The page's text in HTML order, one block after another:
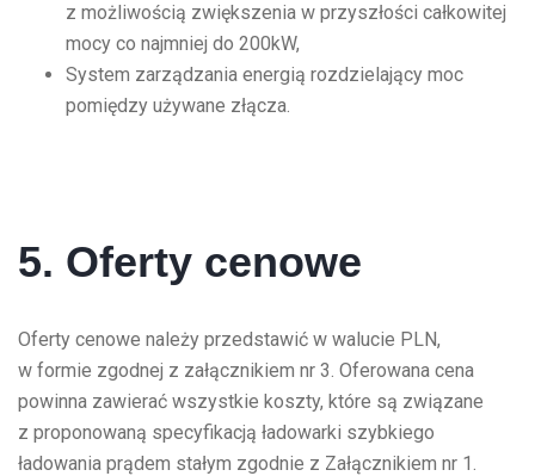
z możliwością zwiększenia w przyszłości całkowitej
mocy co najmniej do 200kW,
System zarządzania energią rozdzielający moc
pomiędzy używane złącza.
5. Oferty cenowe
Oferty cenowe należy przedstawić w walucie PLN,
w formie zgodnej z załącznikiem nr 3. Oferowana cena
powinna zawierać wszystkie koszty, które są związane
z proponowaną specyfikacją ładowarki szybkiego
ładowania prądem stałym zgodnie z Załącznikiem nr 1.